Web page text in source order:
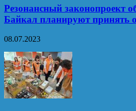
Резонансный законопроект
Байкал планируют принять
08.07.2023